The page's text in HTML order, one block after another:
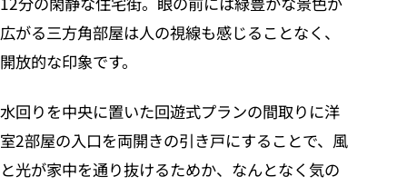
広がる三方角部屋は人の視線も感じることなく、
開放的な印象です。
水回りを中央に置いた回遊式プランの間取りに洋
室2部屋の入口を両開きの引き戸にすることで、風
と光が家中を通り抜けるためか、なんとなく気の